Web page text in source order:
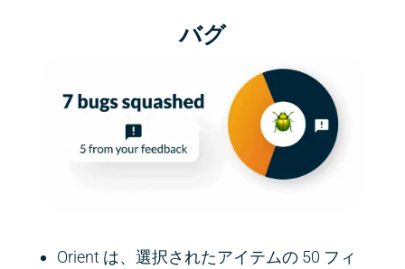
バグ
Orient は、選択されたアイテムの 50 フィ